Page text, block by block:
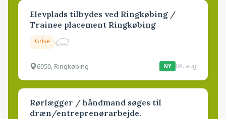
Elevplads tilbydes ved Ringkøbing /
Trainee placement Ringkøbing
Grise
6950, Ringkøbing NY 06. aug.
Rørlægger / håndmand søges til
dræn/entreprenørarbejde.